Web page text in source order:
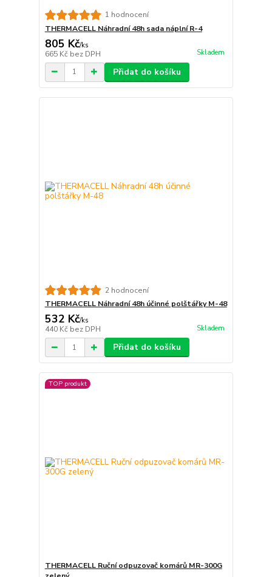
1 hodnocení
THERMACELL Náhradní 48h sada náplní R-4
805 Kč/ks
665 Kč bez DPH Skladem
Přidat do košíku
2 hodnocení
THERMACELL Náhradní 48h účinné polštářky M-48
532 Kč/ks
440 Kč bez DPH Skladem
Přidat do košíku
TOP produkt
THERMACELL Ruční odpuzovač komárů MR-300G